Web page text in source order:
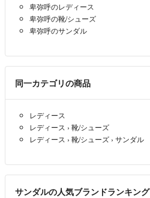
卑弥呼のレディース
卑弥呼の靴/シューズ
卑弥呼のサンダル
同一カテゴリの商品
レディース
レディース › 靴/シューズ
レディース › 靴/シューズ › サンダル
サンダルの人気ブランドランキング